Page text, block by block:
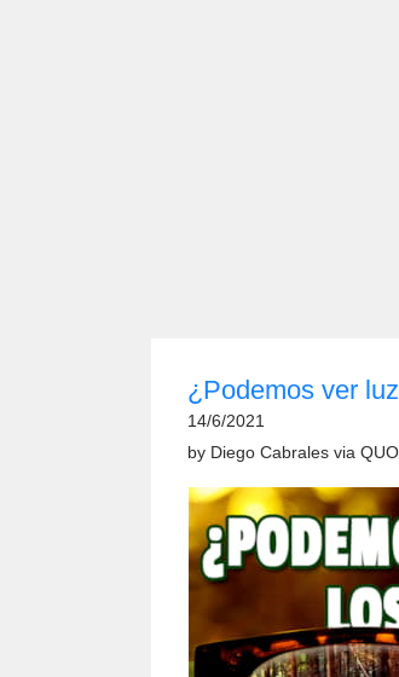
¿Podemos ver
14/6/2021
by Diego Cabrales via